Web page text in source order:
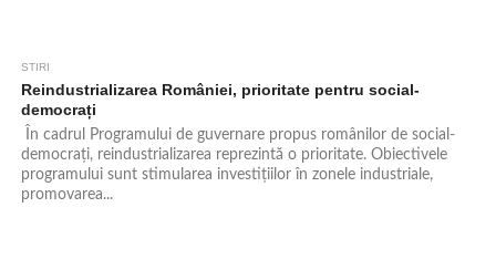
STIRI
Reindustrializarea României, prioritate pentru social-
democrați
În cadrul Programului de guvernare propus românilor de social-
democrați, reindustrializarea reprezintă o prioritate. Obiectivele
programului sunt stimularea investițiilor în zonele industriale,
promovarea...